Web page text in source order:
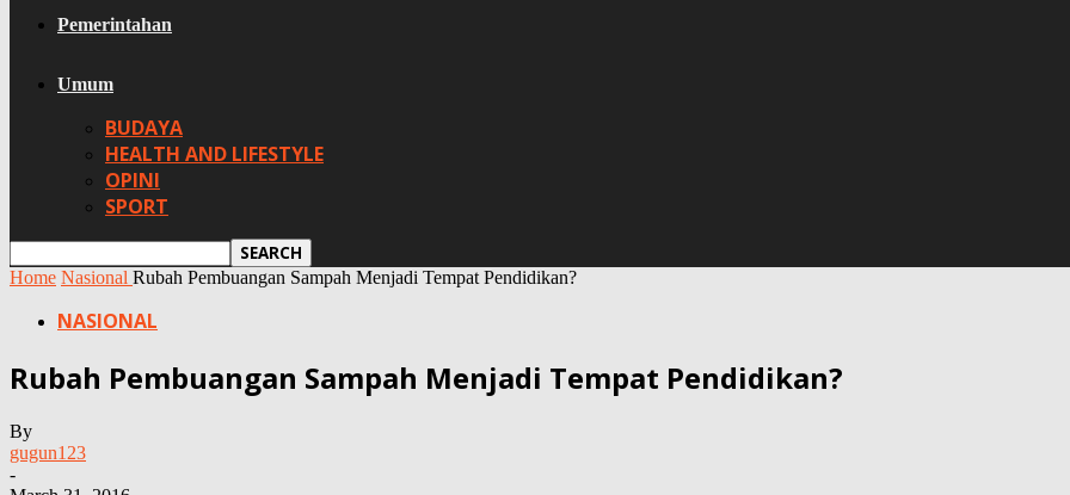
Pemerintahan
Umum
BUDAYA
HEALTH AND LIFESTYLE
OPINI
SPORT
Home Nasional Rubah Pembuangan Sampah Menjadi Tempat Pendidikan?
NASIONAL
Rubah Pembuangan Sampah Menjadi Tempat Pendidikan?
By
gugun123
-